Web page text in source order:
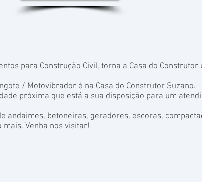
para Construção Civil, torna a Casa do
/ Motovibrador é na Casa do Construtor Suzano.
próxima que está a sua disposição para um
andaimes, betoneiras, geradores, escoras,
Venha nos visitar!